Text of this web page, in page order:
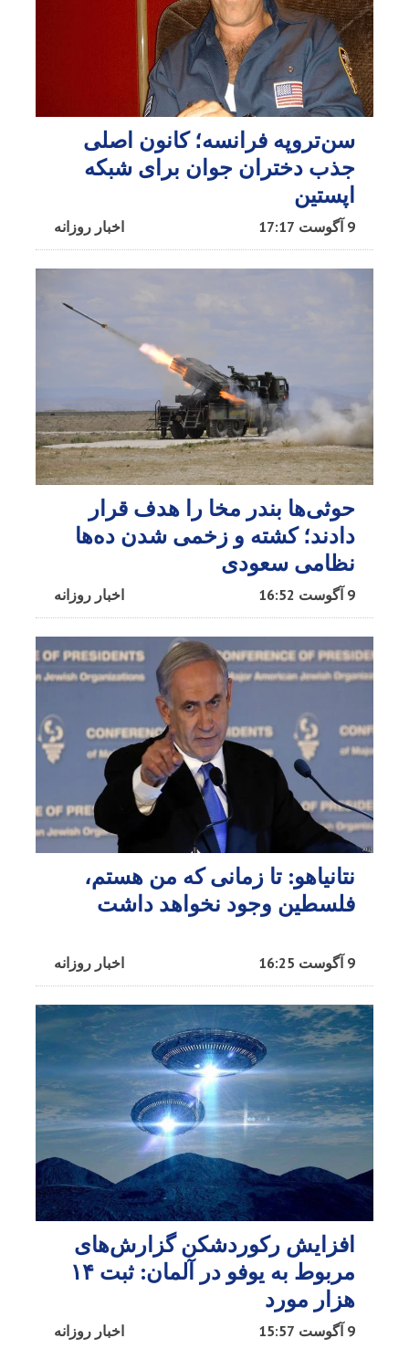
سن‌تروپه فرانسه؛ کانون اصلی
جذب دختران جوان برای شبکه
اپستین
اخبار روزانه 9 آگوست 17:17
حوثی‌ها بندر مخا را هدف قرار
دادند؛ کشته و زخمی شدن ده‌ها
نظامی سعودی
اخبار روزانه 9 آگوست 16:52
نتانیاهو: تا زمانی که من هستم،
فلسطین وجود نخواهد داشت
اخبار روزانه 9 آگوست 16:25
افزایش رکوردشکن گزارش‌های
مربوط به یوفو در آلمان: ثبت ۱۴
هزار مورد
اخبار روزانه 9 آگوست 15:57